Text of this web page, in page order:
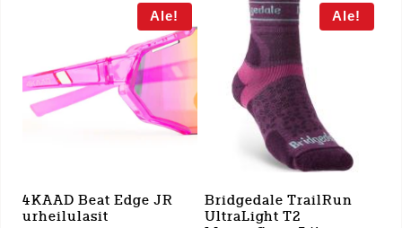
Ale!
4KAAD Beat Edge JR
urheilulasit
Ale!
Bridgedale TrailRun
UltraLight T2